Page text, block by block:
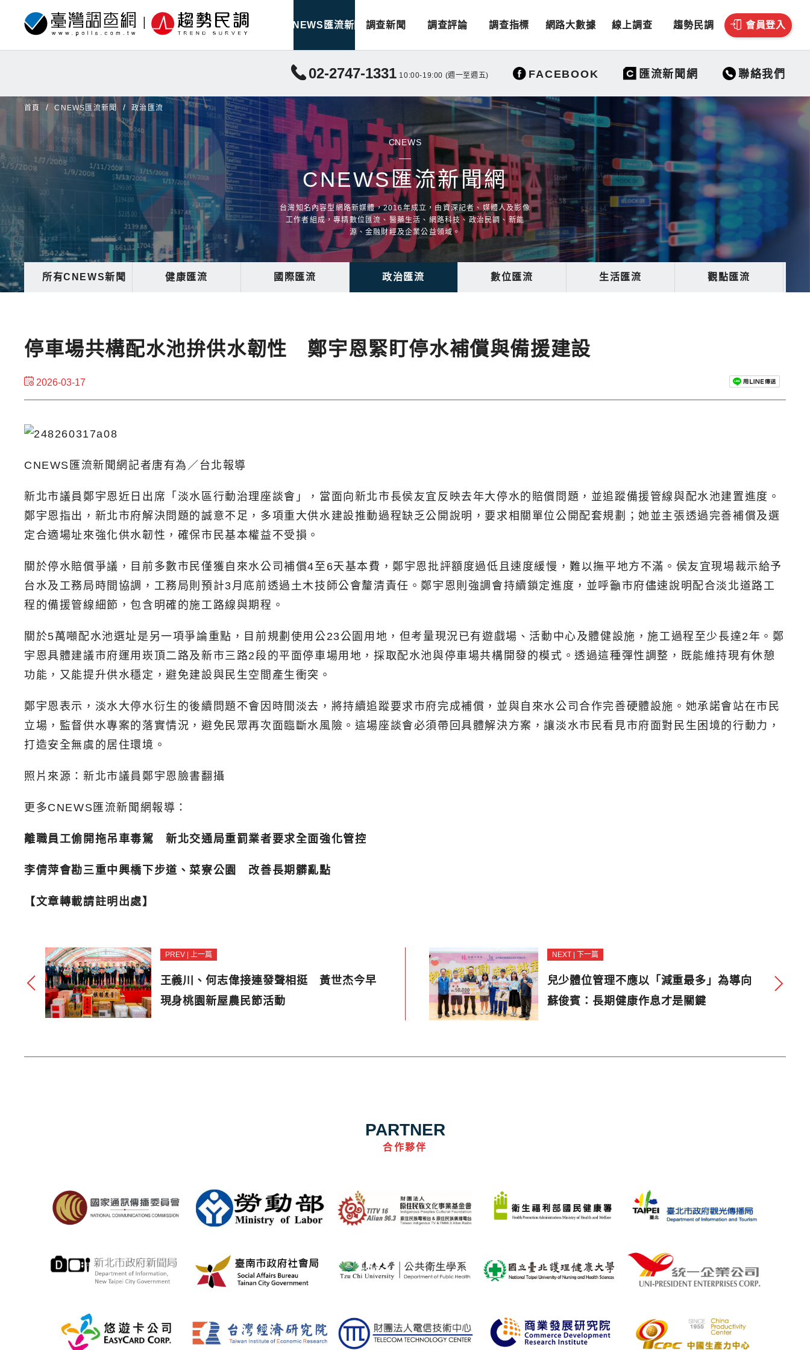
CNEWS匯流新聞 調查新聞 調查評論 調查指標 網路大數據 線上調查 趨勢民調 會員登入
02-2747-1331 10:00-19:00 (週一至週五) FACEBOOK 匯流新聞網 聯絡我們
首頁 CNEWS匯流新聞 政治匯流
CNEWS
CNEWS匯流新聞網
台灣知名內容型網路新媒體，2016年成立，由資深記者、媒體人及影像
工作者組成，專精數位匯流、醫藥生活、網路科技、政治民調、新能
源、金融財經及企業公益領域。
所有CNEWS新聞 健康匯流 國際匯流 政治匯流 數位匯流 生活匯流 觀點匯流
停車場共構配水池拚供水韌性 鄭宇恩緊盯停水補償與備援建設
2026-03-17
CNEWS匯流新聞網記者唐有為／台北報導
新北市議員鄭宇恩近日出席「淡水區行動治理座談會」，當面向新北市長侯友宜反映去年大停水的賠償問題，並追蹤備援管線與配水池建置進度。
鄭宇恩指出，新北市府解決問題的誠意不足，多項重大供水建設推動過程缺乏公開說明，要求相關單位公開配套規劃；她並主張透過完善補償及選
定合適場址來強化供水韌性，確保市民基本權益不受損。
關於停水賠償爭議，目前多數市民僅獲自來水公司補償4至6天基本費，鄭宇恩批評額度過低且速度緩慢，難以撫平地方不滿。侯友宜現場裁示給予
台水及工務局時間協調，工務局則預計3月底前透過土木技師公會釐清責任。鄭宇恩則強調會持續鎖定進度，並呼籲市府儘速說明配合淡北道路工
程的備援管線細節，包含明確的施工路線與期程。
關於5萬噸配水池選址是另一項爭論重點，目前規劃使用公23公園用地，但考量現況已有遊戲場、活動中心及體健設施，施工過程至少長達2年。鄭
宇恩具體建議市府運用崁頂二路及新市三路2段的平面停車場用地，採取配水池與停車場共構開發的模式。透過這種彈性調整，既能維持現有休憩
功能，又能提升供水穩定，避免建設與民生空間產生衝突。
鄭宇恩表示，淡水大停水衍生的後續問題不會因時間淡去，將持續追蹤要求市府完成補償，並與自來水公司合作完善硬體設施。她承諾會站在市民
立場，監督供水專案的落實情況，避免民眾再次面臨斷水風險。這場座談會必須帶回具體解決方案，讓淡水市民看見市府面對民生困境的行動力，
打造安全無虞的居住環境。
照片來源：新北市議員鄭宇恩臉書翻攝
更多CNEWS匯流新聞網報導：
離職員工偷開拖吊車毒駕 新北交通局重罰業者要求全面強化管控
李倩萍會勘三重中興橋下步道、菜寮公園 改善長期髒亂點
【文章轉載請註明出處】
PREV | 上一篇
王義川、何志偉接連發聲相挺 黃世杰今早
現身桃園新屋農民節活動
NEXT | 下一篇
兒少體位管理不應以「減重最多」為導向
蘇俊賓：長期健康作息才是關鍵
PARTNER
合作夥伴